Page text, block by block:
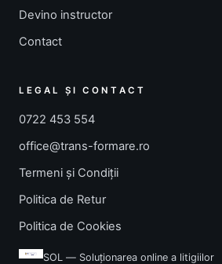
Devino instructor
Contact
LEGAL ȘI CONTACT
0722 453 554
office@trans-formare.ro
Termeni și Condiții
Politica de Retur
Politica de Cookies
SOL — Soluționarea online a litigiilor